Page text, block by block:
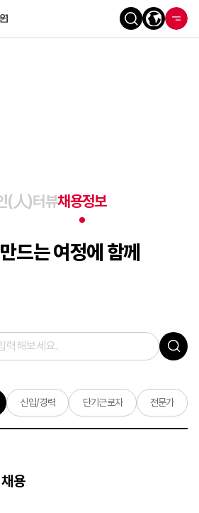
(人)터뷰채용정보
드는 여정에 함께
신입/경력 단기근로자 전문가
용